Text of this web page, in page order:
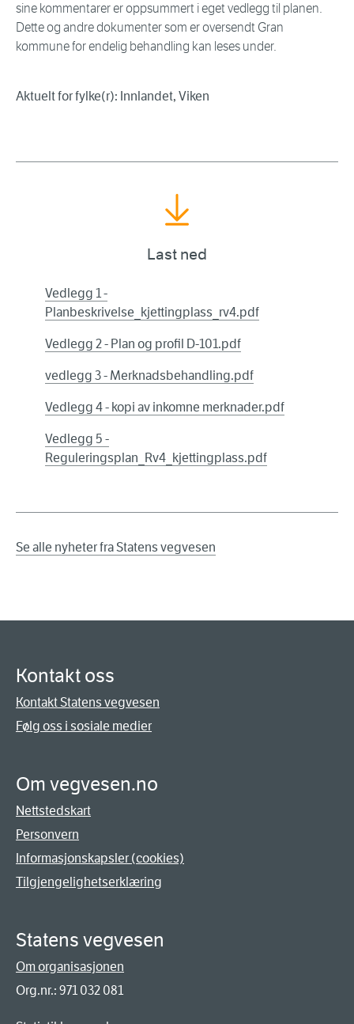
sine kommentarer er oppsummert i eget vedlegg til planen.
Dette og andre dokumenter som er oversendt Gran
kommune for endelig behandling kan leses under.
Aktuelt for fylke(r): Innlandet, Viken
Last ned
Vedlegg 1 -
Planbeskrivelse_kjettingplass_rv4.pdf
Vedlegg 2 - Plan og profil D-101.pdf
vedlegg 3 - Merknadsbehandling.pdf
Vedlegg 4 - kopi av inkomne merknader.pdf
Vedlegg 5 -
Reguleringsplan_Rv4_kjettingplass.pdf
Se alle nyheter fra Statens vegvesen
Kontakt oss
Kontakt Statens vegvesen
Følg oss i sosiale medier
Om vegvesen.no
Nettstedskart
Personvern
Informasjonskapsler (cookies)
Tilgjengelighetserklæring
Statens vegvesen
Om organisasjonen
Org.nr.: 971 032 081